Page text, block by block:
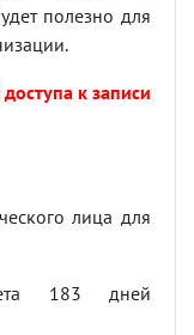
полезно для
к записи
лица для
183 дней